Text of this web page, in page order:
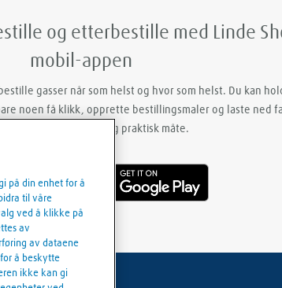
og etterbestille med Linde
mobil-appen
gasser når som helst og hvor som helst. Du kan
noen få klikk, opprette bestillingsmaler og laste ned
på en enkel og praktisk måte.
på din enhet for å
til våre
ved å klikke på
av
av dataene
å beskytte
ikke kan gi